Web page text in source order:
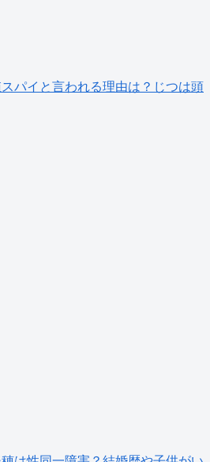
パイと言われる理由は？じつは頭